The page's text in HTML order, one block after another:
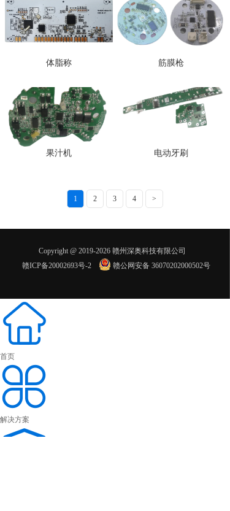
体脂称 筋膜枪
果汁机 电动牙刷
1 2 3 4 >
Copyright @ 2019-2026 赣州深奥科技有限公司
赣ICP备20002693号-2
赣公网安备 36070202000502号
首页
解决方案